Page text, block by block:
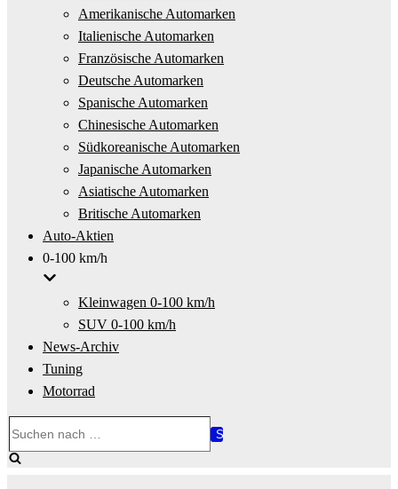
Amerikanische Automarken
Italienische Automarken
Französische Automarken
Deutsche Automarken
Spanische Automarken
Chinesische Automarken
Südkoreanische Automarken
Japanische Automarken
Asiatische Automarken
Britische Automarken
Auto-Aktien
0-100 km/h
Kleinwagen 0-100 km/h
SUV 0-100 km/h
News-Archiv
Tuning
Motorrad
nach …